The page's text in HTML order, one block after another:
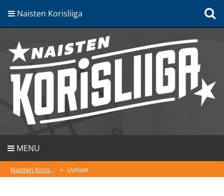
Naisten Korisliiga
MENU
Naisten Korisliiga » Uutiset